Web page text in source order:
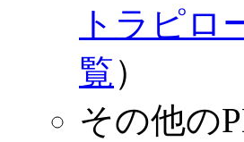
トラピロ
覧）
その他の